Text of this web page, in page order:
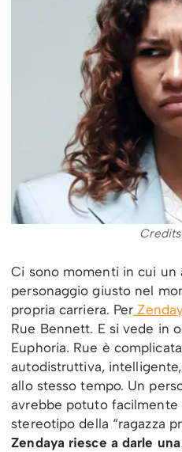
Ci sono momenti in cui un
personaggio giusto nel
propria carriera. Per
Rue Bennett. E si vede in
Euphoria. Rue è
autodistruttiva,
allo stesso tempo. Un
avrebbe potuto facilmente
stereotipo della “ragazza
Zendaya riesce a darle